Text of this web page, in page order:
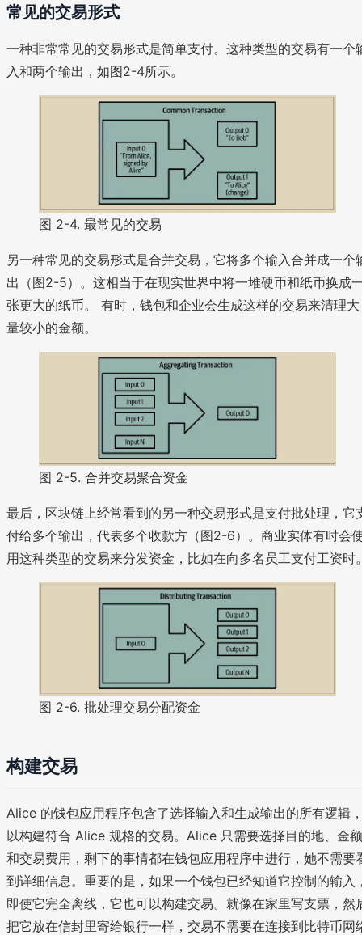
常见的交易形式
一种非常常见的交易形式是简单支付。这种类型的交易有一个
入和两个输出，如图2-4所示。
图 2-4. 最常见的交易
另一种常见的交易形式是合并交易，它将多个输入合并成一个
出（图2-5）。这相当于在现实世界中将一堆硬币和纸币换成
张更大的纸币。 有时，钱包和企业会生成这样的交易来清理大
量较小的金额。
图 2-5. 合并交易聚合资金
最后，区块链上经常看到的另一种交易形式是支付批处理，它
付给多个输出，代表多个收款方（图2-6）。商业实体有时会
用这种类型的交易来分发资金，比如在向多名员工支付工资时
图 2-6. 批处理交易分配资金
构建交易
Alice 的钱包应用程序包含了选择输入和生成输出的所有逻辑
以构建符合 Alice 规格的交易。Alice 只需要选择目的地、金额
和交易费用，剩下的事情都在钱包应用程序中进行，她不需要
到详细信息。重要的是，如果一个钱包已经知道它控制的输入
即使它完全离线，它也可以构建交易。就像在家里写支票，然
把它放在信封里寄给银行一样，交易不需要在连接到比特币网